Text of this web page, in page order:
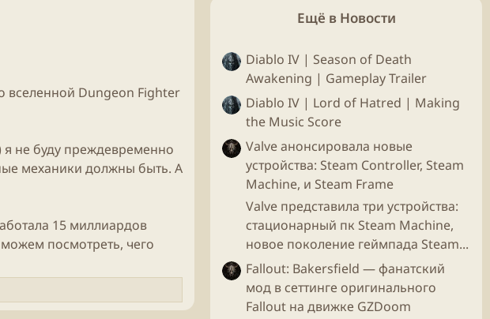
вселенной Dungeon Fighter
не буду преждевременно
механики должны быть. А
15 миллиардов
посмотреть, чего
Ещё в Новости
Diablo IV | Season of Death
Awakening | Gameplay Trailer
Diablo IV | Lord of Hatred | Making
the Music Score
Valve анонсировала новые
устройства: Steam Controller, Steam
Machine, и Steam Frame
Valve представила три устройства:
стационарный пк Steam Machine,
новое поколение геймпада Steam...
Fallout: Bakersfield — фанатский
мод в сеттинге оригинального
Fallout на движке GZDoom